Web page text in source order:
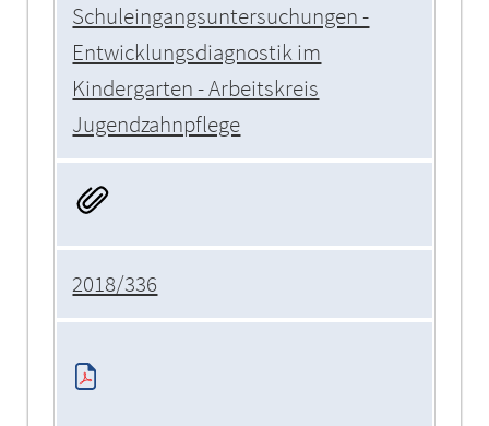
Schuleingangsuntersuchungen -
Entwicklungsdiagnostik im
Kindergarten - Arbeitskreis
Jugendzahnpflege
2018/336